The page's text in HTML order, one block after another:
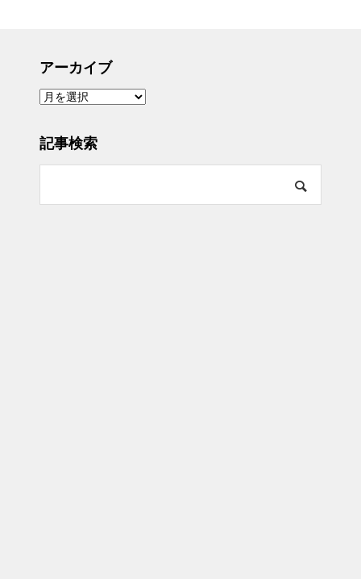
アーカイブ
ア
ー
ブ
記事検索